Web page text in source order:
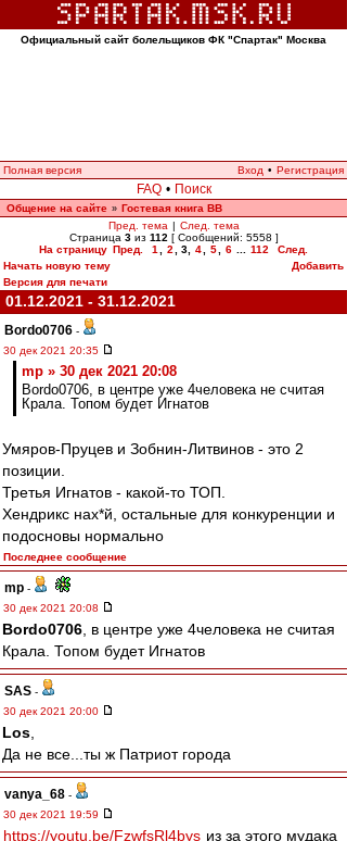
Официальный сайт болельщиков ФК "Спартак" Москва
Полная версия Вход • Регистрация
FAQ • Поиск
Общение на сайте » Гостевая книга ВВ
Пред. тема | След. тема
Страница 3из 112 [ Сообщений: 5558 ]
На страницу Пред. 1 2 3 4 5 6 112
След.
Начать новую тему
Добавить
Версия для печати
01.12.2021 - 31.12.2021
Bordo0706 -
30 дек 2021 20:35
mp » 30 дек 2021 20:08
Bordo0706, в центре уже 4человека не считая
Крала. Топом будет Игнатов
Умяров-Пруцев и Зобнин-Литвинов - это 2
позиции.
Третья Игнатов - какой-то ТОП.
Хендрикс нах*й, остальные для конкуренции и
подосновы нормально
Последнее сообщение
mp -
30 дек 2021 20:08
Bordo0706 , в центре уже 4человека не считая
Крала. Топом будет Игнатов
SAS -
30 дек 2021 20:00
Los
Да не все...ты ж Патриот города
vanya_68 -
30 дек 2021 19:59
https://youtu.be/FzwfsRl4bys из за этого мудака